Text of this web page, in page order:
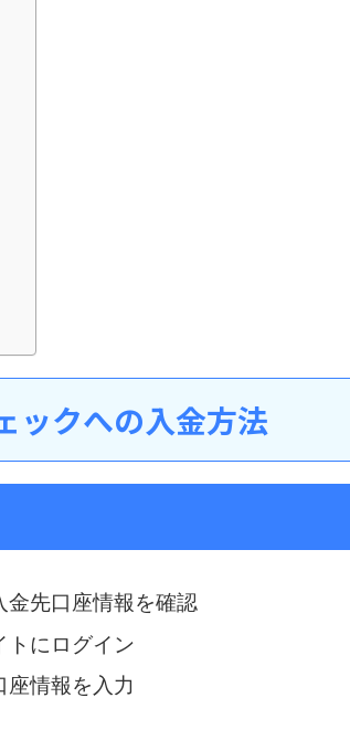
ックへの入金方法
金先口座情報を確認
トにログイン
情報を入力